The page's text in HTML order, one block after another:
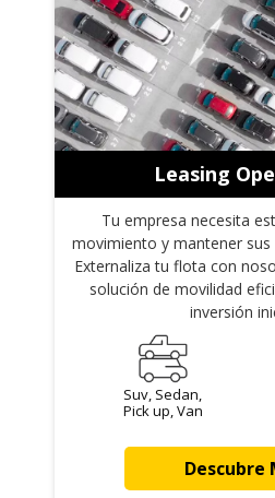
Leasing
Tu empresa necesita
movimiento y mantener
Externaliza tu flota con
solución de movilidad
inversión
Suv, Sedan,
Pick up, Van
Descubre